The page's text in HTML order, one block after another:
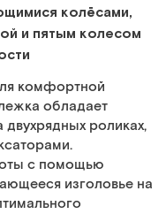
колёсами,
и пятым колесом
комфортной
обладает
роликах,
с помощью
изголовье на